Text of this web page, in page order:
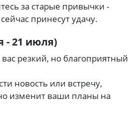
за старые привычки -
принесут удачу.
- 21 июля)
вас резкий, но благоприятный
новость или встречу,
изменит ваши планы на